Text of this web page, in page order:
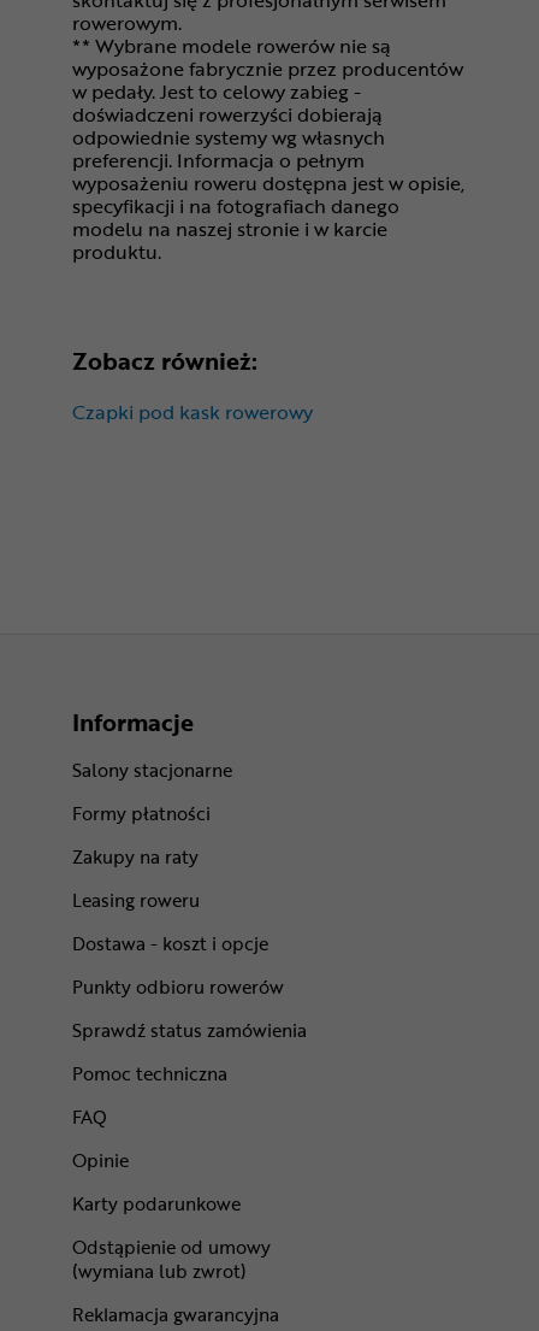
rowerowym.
** Wybrane modele rowerów nie są
wyposażone fabrycznie przez producentów
w pedały. Jest to celowy zabieg -
doświadczeni rowerzyści dobierają
odpowiednie systemy wg własnych
preferencji. Informacja o pełnym
wyposażeniu roweru dostępna jest w opisie,
specyfikacji i na fotografiach danego
modelu na naszej stronie i w karcie
produktu.
Zobacz również:
Czapki pod kask rowerowy
Informacje
Salony stacjonarne
Formy płatności
Zakupy na raty
Leasing roweru
Dostawa - koszt i opcje
Punkty odbioru rowerów
Sprawdź status zamówienia
Pomoc techniczna
FAQ
Opinie
Karty podarunkowe
Odstąpienie od umowy
(wymiana lub zwrot)
Reklamacja gwarancyjna